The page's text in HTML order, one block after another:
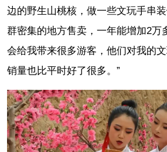
边的野生山桃核，做一些文玩手串
群密集的地方售卖，一年能增加2万
会给我带来很多游客，他们对我的
销量也比平时好了很多。”